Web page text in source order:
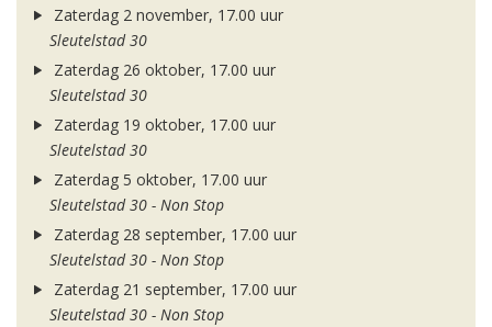
Zaterdag 2 november, 17.00 uur
Sleutelstad 30
Zaterdag 26 oktober, 17.00 uur
Sleutelstad 30
Zaterdag 19 oktober, 17.00 uur
Sleutelstad 30
Zaterdag 5 oktober, 17.00 uur
Sleutelstad 30 - Non Stop
Zaterdag 28 september, 17.00 uur
Sleutelstad 30 - Non Stop
Zaterdag 21 september, 17.00 uur
Sleutelstad 30 - Non Stop